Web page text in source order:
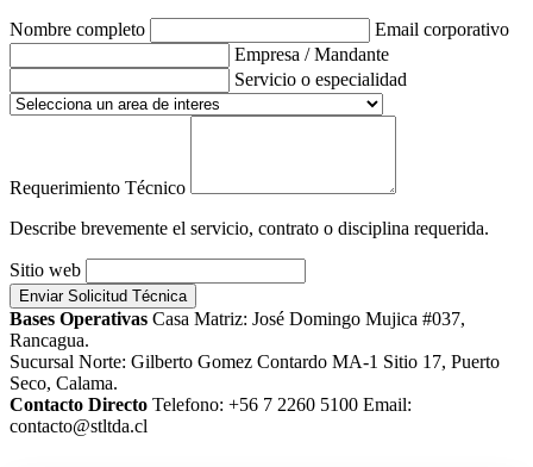
Nombre completo
Email corporativo
Empresa / Mandante
Servicio o especialidad
Requerimiento Técnico
Describe brevemente el servicio, contrato o disciplina requerida.
Sitio web
Enviar Solicitud Técnica
Bases Operativas Casa Matriz: José Domingo Mujica #037,
Rancagua.
Sucursal Norte: Gilberto Gomez Contardo MA-1 Sitio 17, Puerto
Seco, Calama.
Contacto Directo Telefono: +56 7 2260 5100 Email:
contacto@stltda.cl